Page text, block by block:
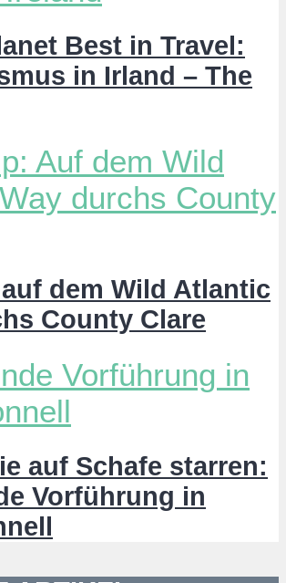
Best in Travel:
in Irland – The
dem Wild Atlantic
County Clare
auf Schafe starren:
Vorführung in